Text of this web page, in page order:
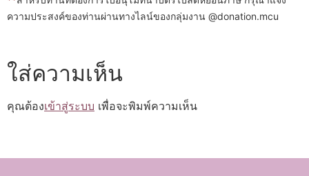
ความประสงค์ของท่านผ่านทางไลน์ของกลุ่มงาน @donation.mcu
ใส่ความเห็น
คุณต้องเข้าสู่ระบบ เพื่อจะพิมพ์ความเห็น